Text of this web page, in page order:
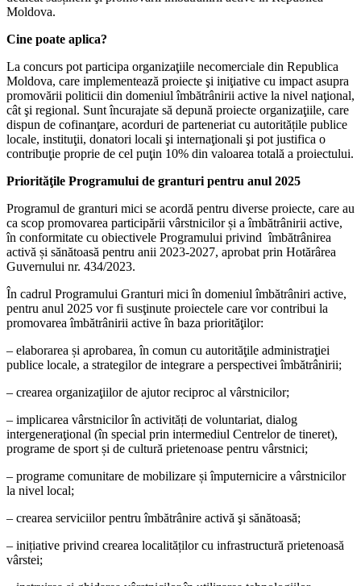
Moldova.
Cine poate aplica?
La concurs pot participa organizaţiile necomerciale din Republica
Moldova, care implementează proiecte şi iniţiative cu impact asupra
promovării politicii din domeniul îmbătrânirii active la nivel naţional,
cât şi regional. Sunt încurajate să depună proiecte organizaţiile, care
dispun de cofinanţare, acorduri de parteneriat cu autoritățile publice
locale, instituţii, donatori locali şi internaţionali şi pot justifica o
contribuţie proprie de cel puţin 10% din valoarea totală a proiectului.
Priorităţile Programului de granturi pentru anul 2025
Programul de granturi mici se acordă pentru diverse proiecte, care au
ca scop promovarea participării vârstnicilor și a îmbătrânirii active,
în conformitate cu obiectivele Programului privind îmbătrânirea
activă și sănătoasă pentru anii 2023-2027, aprobat prin Hotărârea
Guvernului nr. 434/2023.
În cadrul Programului Granturi mici în domeniul îmbătrâniri active,
pentru anul 2025 vor fi susţinute proiectele care vor contribui la
promovarea îmbătrânirii active în baza priorităţilor:
– elaborarea și aprobarea, în comun cu autorităţile administraţiei
publice locale, a strategilor de integrare a perspectivei îmbătrânirii;
– crearea organizaţiilor de ajutor reciproc al vârstnicilor;
– implicarea vârstnicilor în activități de voluntariat, dialog
intergeneraţional (în special prin intermediul Centrelor de tineret),
programe de sport și de cultură prietenoase pentru vârstnici;
– programe comunitare de mobilizare și împuternicire a vârstnicilor
la nivel local;
– crearea serviciilor pentru îmbătrânire activă şi sănătoasă;
– inițiative privind crearea localităților cu infrastructură prietenoasă
vârstei;